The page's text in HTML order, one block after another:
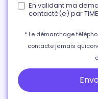
En validant ma
contacté(e) par
* Le démarchage
contacte jamais